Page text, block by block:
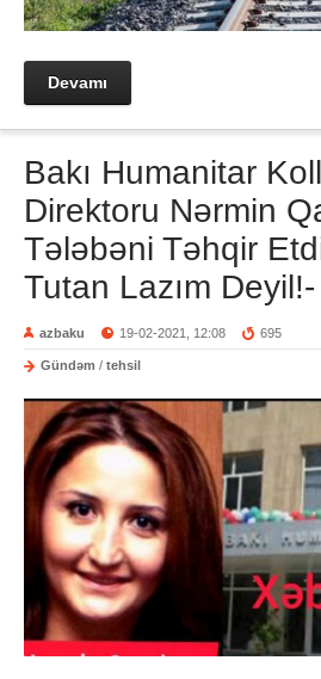
Devamı
Bakı Humanitar
Direktoru Nərmin
Tələbəni Təhqir
Tutan Lazım
azbaku 19-02-2021, 12:08 695
Gündəm / tehsil